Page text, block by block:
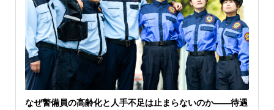
なぜ警備員の高齢化と人手不足は止まらないのか――待遇